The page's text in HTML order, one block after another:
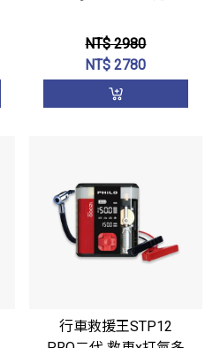
NT$ 2980
NT$ 2780
行車救援王STP12